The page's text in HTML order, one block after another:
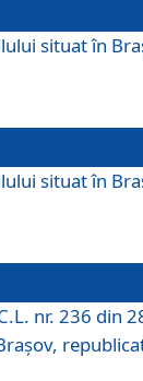
situat în
situat în
nr. 236 din